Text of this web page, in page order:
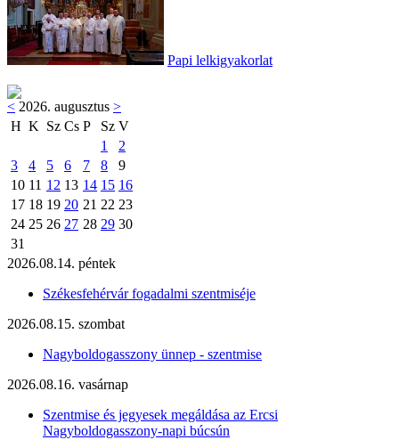
Papi lelkigyakorlat
< 2026. augusztus >
H K Sz Cs P Sz V
1
2
3
4 5 6 7 8
9
10 11 12 13 14 15 16
17 18 19 20 21 22 23
24 25 26 27 28 29 30
31
2026.08.14. péntek
Székesfehérvár fogadalmi szentmiséje
2026.08.15. szombat
Nagyboldogasszony ünnep - szentmise
2026.08.16. vasárnap
Szentmise és jegyesek megáldása az Ercsi
Nagyboldogasszony-napi búcsún